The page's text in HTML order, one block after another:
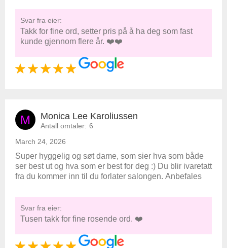
Svar fra eier:
Takk for fine ord, setter pris på å ha deg som fast
kunde gjennom flere år. ❤️❤️
M Monica Lee Karoliussen
Antall omtaler: 6
March 24, 2026
Super hyggelig og søt dame, som sier hva som både
ser best ut og hva som er best for deg :) Du blir ivaretatt
fra du kommer inn til du forlater salongen. Anbefales
Svar fra eier:
Tusen takk for fine rosende ord. ❤️